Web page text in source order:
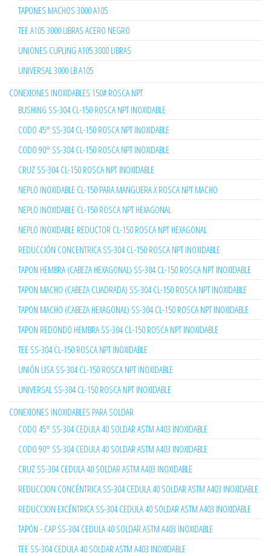
TAPONES MACHOS 3000 A105
TEE A105 3000 LIBRAS ACERO NEGRO
UNIONES CUPLING A105 3000 LIBRAS
UNIVERSAL 3000 LB A105
CONEXIONES INOXIDABLES 150# ROSCA NPT
BUSHING SS-304 CL-150 ROSCA NPT INOXIDABLE
CODO 45° SS-304 CL-150 ROSCA NPT INOXIDABLE
CODO 90° SS-304 CL-150 ROSCA NPT INOXIDABLE
CRUZ SS-304 CL-150 ROSCA NPT INOXIDABLE
NEPLO INOXIDABLE CL-150 PARA MANGUERA X ROSCA NPT MACHO
NEPLO INOXIDABLE CL-150 ROSCA NPT HEXAGONAL
NEPLO INOXIDABLE REDUCTOR CL-150 ROSCA NPT HEXAGONAL
REDUCCIÓN CONCENTRICA SS-304 CL-150 ROSCA NPT INOXIDABLE
TAPON HEMBRA (CABEZA HEXAGONAL) SS-304 CL-150 ROSCA NPT INOXIDABLE
TAPON MACHO (CABEZA CUADRADA) SS-304 CL-150 ROSCA NPT INOXIDABLE
TAPON MACHO (CABEZA HEXAGONAL) SS-304 CL-150 ROSCA NPT INOXIDABLE
TAPON REDONDO HEMBRA SS-304 CL-150 ROSCA NPT INOXIDABLE
TEE SS-304 CL-150 ROSCA NPT INOXIDABLE
UNIÓN LISA SS-304 CL-150 ROSCA NPT INOXIDABLE
UNIVERSAL SS-304 CL-150 ROSCA NPT INOXIDABLE
CONEXIONES INOXIDABLES PARA SOLDAR
CODO 45° SS-304 CEDULA 40 SOLDAR ASTM A403 INOXIDABLE
CODO 90° SS-304 CEDULA 40 SOLDAR ASTM A403 INOXIDABLE
CRUZ SS-304 CEDULA 40 SOLDAR ASTM A403 INOXIDABLE
REDUCCION CONCÉNTRICA SS-304 CEDULA 40 SOLDAR ASTM A403 INOXIDABLE
REDUCCION EXCÉNTRICA SS-304 CEDULA 40 SOLDAR ASTM A403 INOXIDABLE
TAPÓN - CAP SS-304 CEDULA 40 SOLDAR ASTM A403 INOXIDABLE
TEE SS-304 CEDULA 40 SOLDAR ASTM A403 INOXIDABLE